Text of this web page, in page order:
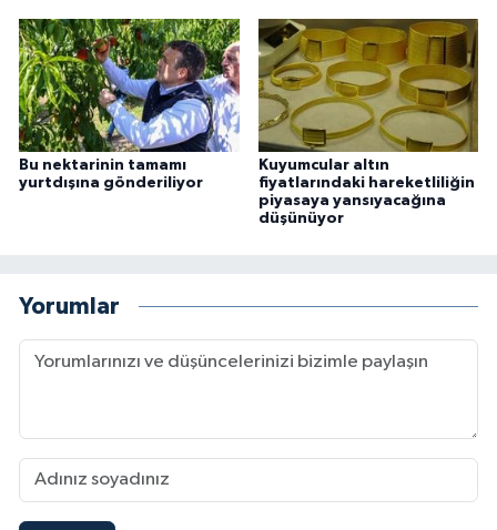
Bu nektarinin tamamı
yurtdışına gönderiliyor
Kuyumcular altın
fiyatlarındaki hareketliliğin
piyasaya yansıyacağına
düşünüyor
Yorumlar